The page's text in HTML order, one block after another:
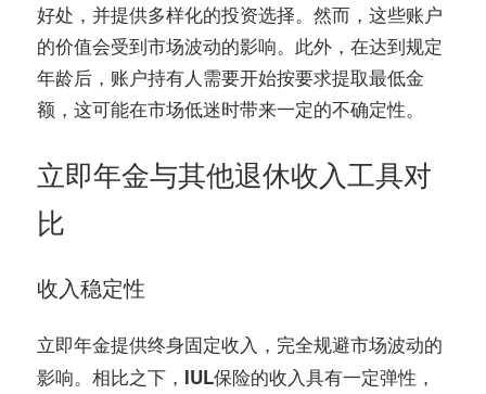
好处，并提供多样化的投资选择。然而，这些账户
的价值会受到市场波动的影响。此外，在达到规定
年龄后，账户持有人需要开始按要求提取最低金
额，这可能在市场低迷时带来一定的不确定性。
立即年金与其他退休收入工具对
比
收入稳定性
立即年金提供终身固定收入，完全规避市场波动的
影响。相比之下， IUL保险的收入具有一定弹性，